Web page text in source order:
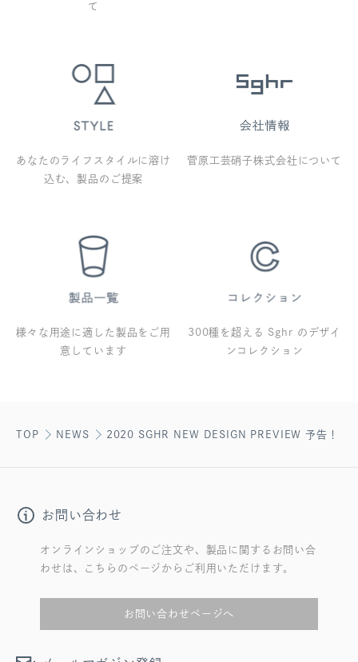
て
あなたのライフスタイルに溶け
込む、製品のご提案
菅原工芸硝子株式会社について
様々な用途に適した製品をご用
意しています
300種を超える Sghr のデザイ
ンコレクション
TOP NEWS 2020 SGHR NEW DESIGN PREVIEW 予告！
お問い合わせ
オンラインショップのご注文や、製品に関するお問い合
わせは、こちらのページからご利用いただけます。
お問い合わせページへ